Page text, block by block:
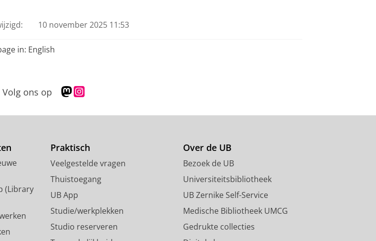
10 november 2025 11:53
in: English
Volg ons op
M
s
d
n
p
o
f
e
s
g
a
m
c
o
(Library
Praktisch
Veelgestelde vragen
Thuistoegang
UB App
Studie/werkplekken
Studio reserveren
Over de UB
Bezoek de UB
Universiteitsbibliotheek
UB Zernike Self-Service
Medische Bibliotheek UMCG
Gedrukte collecties